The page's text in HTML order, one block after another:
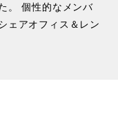
。 個性的なメンバ
ェアオフィス＆レン